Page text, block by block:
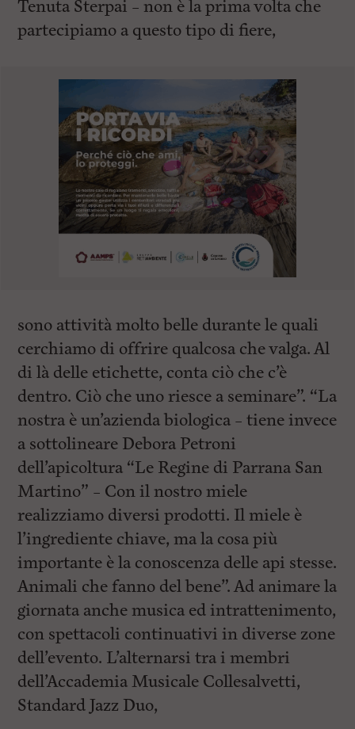
Tenuta Sterpai – non è la prima volta che
partecipiamo a questo tipo di fiere,
sono attività molto belle durante le quali
cerchiamo di offrire qualcosa che valga. Al
di là delle etichette, conta ciò che c’è
dentro. Ciò che uno riesce a seminare”. “La
nostra è un’azienda biologica – tiene invece
a sottolineare Debora Petroni
dell’apicoltura “Le Regine di Parrana San
Martino” – Con il nostro miele
realizziamo diversi prodotti. Il miele è
l’ingrediente chiave, ma la cosa più
importante è la conoscenza delle api stesse.
Animali che fanno del bene”. Ad animare la
giornata anche musica ed intrattenimento,
con spettacoli continuativi in diverse zone
dell’evento. L’alternarsi tra i membri
dell’Accademia Musicale Collesalvetti,
Standard Jazz Duo,